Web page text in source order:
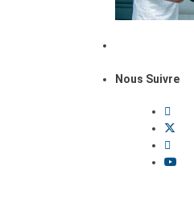
Nous Suivre